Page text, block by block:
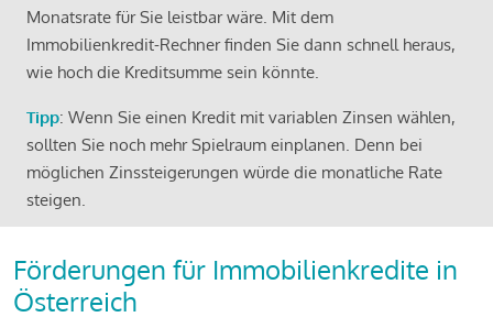
Monatsrate für Sie leistbar wäre. Mit dem
Immobilienkredit-Rechner finden Sie dann schnell heraus,
wie hoch die Kreditsumme sein könnte.
Tipp: Wenn Sie einen Kredit mit variablen Zinsen wählen,
sollten Sie noch mehr Spielraum einplanen. Denn bei
möglichen Zinssteigerungen würde die monatliche Rate
steigen.
Förderungen für Immobilienkredite in
Österreich